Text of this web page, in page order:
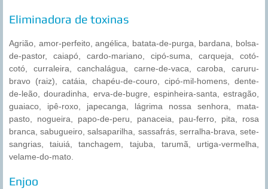
Eliminadora de toxinas
Agrião, amor-perfeito, angélica, batata-de-purga, bardana, bolsa-
de-pastor, caiapó, cardo-mariano, cipó-suma, carqueja, cotó-
cotó, curraleira, canchalágua, carne-de-vaca, caroba, caruru-
bravo (raiz), catáia, chapéu-de-couro, cipó-mil-homens, dente-
de-leão, douradinha, erva-de-bugre, espinheira-santa, estragão,
guaiaco, ipê-roxo, japecanga, lágrima nossa senhora, mata-
pasto, nogueira, papo-de-peru, panaceia, pau-ferro, pita, rosa
branca, sabugueiro, salsaparilha, sassafrás, serralha-brava, sete-
sangrias, taiuiá, tanchagem, tajuba, tarumã, urtiga-vermelha,
velame-do-mato.
Enjoo